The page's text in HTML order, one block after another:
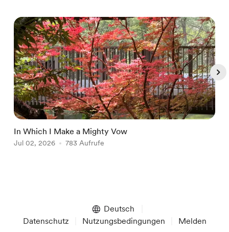
In Which I Make a Mighty Vow
Jul 02, 2026 783 Aufrufe
Deutsch
Datenschutz
Nutzungsbedingungen Melden